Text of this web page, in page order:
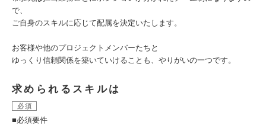
で、
ご自身のスキルに応じて配属を決定いたします。
お客様や他のプロジェクトメンバーたちと
ゆっくり信頼関係を築いていけることも、やりがいの一つです。
求められるスキルは
必須
■必須要件